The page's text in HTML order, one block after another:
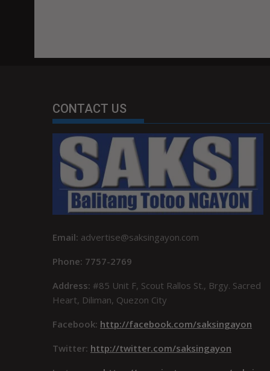
CONTACT US
Email: advertise@saksingayon.com
Phone: 7757-2769
Address: #85 Unit F, Scout Rallos St., Brgy. Sacred
Heart, Diliman, Quezon City
Facebook: http://facebook.com/saksingayon
Twitter: http://twitter.com/saksingayon